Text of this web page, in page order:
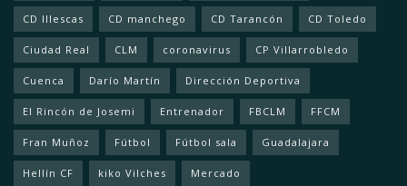
CD Illescas CD manchego CD Tarancón CD Toledo
Ciudad Real CLM coronavirus CP Villarrobledo
Cuenca Darío Martín Dirección Deportiva
El Rincón de Josemi Entrenador FBCLM FFCM
Fran Muñoz Fútbol Fútbol sala Guadalajara
Hellín CF kiko Vilches Mercado